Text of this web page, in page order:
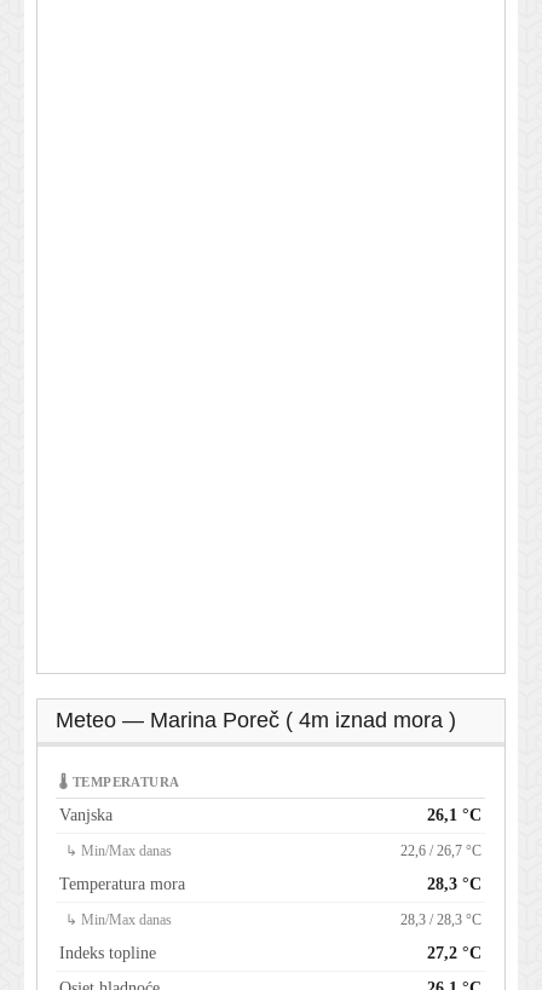
Meteo — Marina Poreč ( 4m iznad mora )
🌡 TEMPERATURA
Vanjska 26,1 °C
↳ Min/Max danas 22,6 / 26,7 °C
Temperatura mora 28,3 °C
↳ Min/Max danas 28,3 / 28,3 °C
Indeks topline
27,2 °C